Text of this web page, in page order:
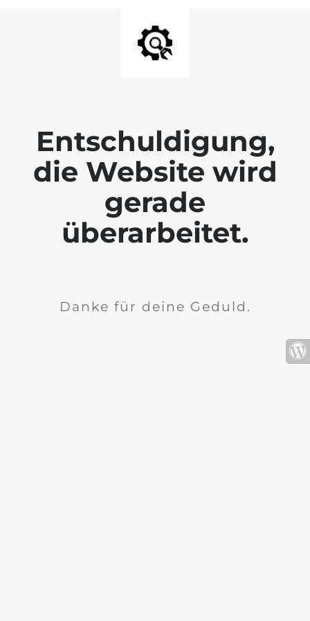
Entschuldigung,
die Website wird
gerade
überarbeitet.
Danke für deine Geduld.